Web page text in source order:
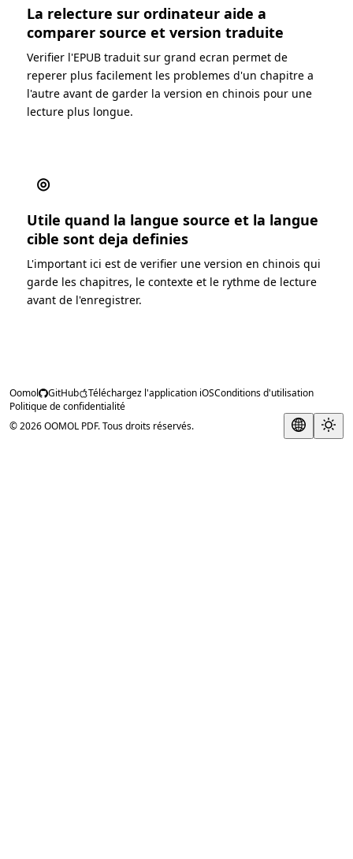
La relecture sur ordinateur aide a
comparer source et version traduite
Verifier l'EPUB traduit sur grand ecran permet de
reperer plus facilement les problemes d'un chapitre a
l'autre avant de garder la version en chinois pour une
lecture plus longue.
◎
Utile quand la langue source et la langue
cible sont deja definies
L'important ici est de verifier une version en chinois qui
garde les chapitres, le contexte et le rythme de lecture
avant de l'enregistrer.
Oomol GitHub Téléchargez l'application iOSConditions d'utilisation
Politique de confidentialité
© 2026 OOMOL PDF. Tous droits réservés.